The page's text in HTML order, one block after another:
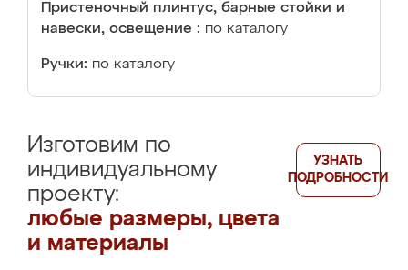
Пристеночный плинтус, барные стойки и
навески, освещение : по каталогу
Ручки: по каталогу
Изготовим по
индивидуальному
проекту:
любые размеры, цвета
и материалы
УЗНАТЬ
ПОДРОБНОСТИ